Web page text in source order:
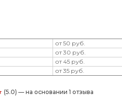
от 50 руб.
от 30 руб.
от 45 руб.
от 35 руб.
(5.0) — на основании 1 отзыва